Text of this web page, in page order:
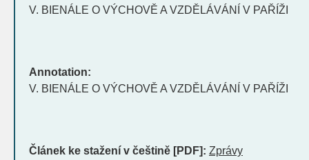
V. BIENÁLE O VÝCHOVĚ A VZDĚLÁVÁNÍ V PAŘÍŽI
Annotation:
V. BIENÁLE O VÝCHOVĚ A VZDĚLÁVÁNÍ V PAŘÍŽI
Článek ke stažení v češtině [PDF]: Zprávy